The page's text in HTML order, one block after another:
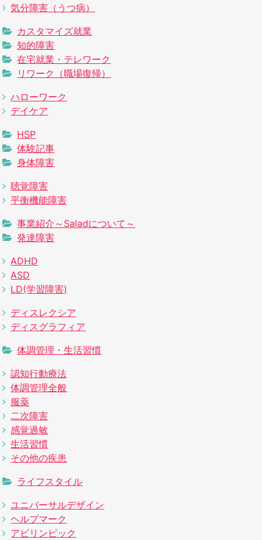
気分障害（うつ病）
カスタマイズ就業
知的障害
在宅就業・テレワーク
リワーク（職場復帰）
ハローワーク
デイケア
HSP
体験記事
身体障害
聴覚障害
平衡機能障害
事業紹介～Saladについて～
発達障害
ADHD
ASD
LD(学習障害)
ディスレクシア
ディスグラフィア
体調管理・生活習慣
認知行動療法
体調管理全般
服薬
二次障害
感覚過敏
生活習慣
その他の疾患
ライフスタイル
ユニバーサルデザイン
ヘルプマーク
アビリンピック